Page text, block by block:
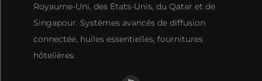
Royaume-Uni, des États-Unis, du Qatar et de
Singapour. Systèmes avancés de diffusion
connectée, huiles essentielles, fournitures
hôtelières.